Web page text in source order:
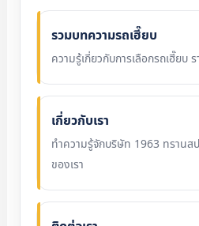
รวมบทความรถเฮี๊ยบ
ความรู้เกี่ยวกับการเลือกรถเฮี๊ยบ
เกี่ยวกับเรา
ทำความรู้จักบริษัท 1963 ทรานส
ของเรา